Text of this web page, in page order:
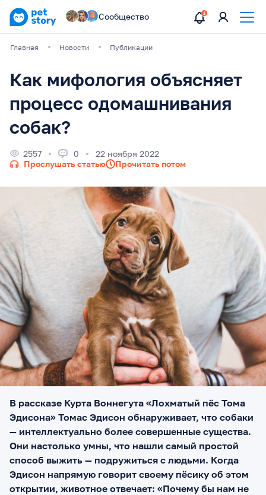
Сообщество
Главная Новости Публикации
Как мифология объясняет
процесс одомашнивания
собак?
2557 0
22 ноября 2022
Прослушать статью
Прочитать потом
В рассказе Курта Воннегута «Лохматый пёс Тома
Эдисона» Томас Эдисон обнаруживает, что собаки
— интеллектуально более совершенные существа.
Они настолько умны, что нашли самый простой
способ выжить — подружиться с людьми. Когда
Эдисон напрямую говорит своему пёсику об этом
открытии, животное отвечает: «Почему бы нам не